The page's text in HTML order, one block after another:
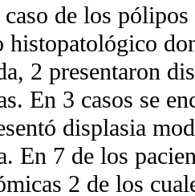
de los pólipos
histopatológico
2 presentaron
En 3 casos se
displasia
En 7 de los
2 de los